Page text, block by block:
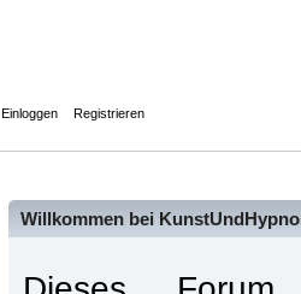
Einloggen Registrieren
Willkommen bei